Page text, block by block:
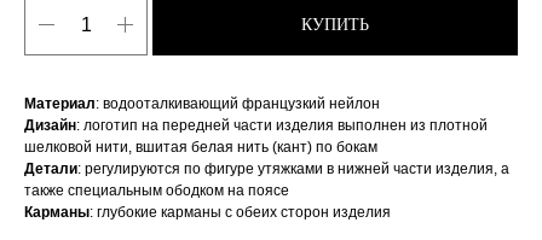
КУПИТЬ
Материал: водооталкивающий французкий нейлон
Дизайн: логотип на передней части изделия выполнен из плотной
шелковой нити, вшитая белая нить (кант) по бокам
Детали: регулируются по фигуре утяжками в нижней части изделия, а
также специальным ободком на поясе
Карманы: глубокие карманы с обеих сторон изделия